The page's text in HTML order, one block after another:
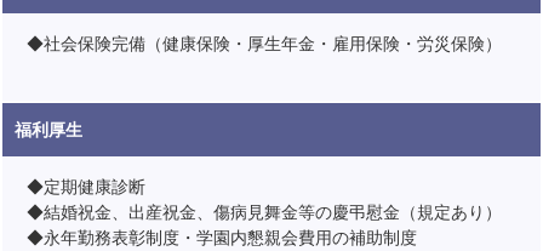
◆社会保険完備（健康保険・厚生年金・雇用保険・労災保険）
福利厚生
◆定期健康診断
◆結婚祝金、出産祝金、傷病見舞金等の慶弔慰金（規定あり）
◆永年勤務表彰制度・学園内懇親会費用の補助制度